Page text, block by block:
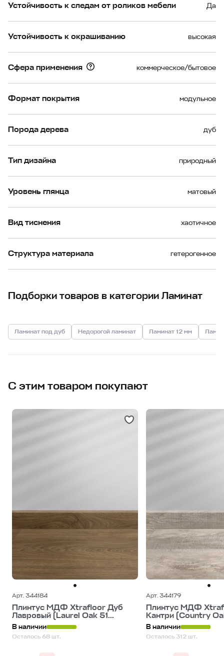
Устойчивость к следам от роликов мебели Да
Устойчивость к окрашиванию высокая
Сфера применения коммерческое/бытовое
Формат покрытия модульное
Порода дерева дуб
Тип дизайна природный
Уровень глянца матовый
Вид тиснения хаотичное
Структура материала гетерогенное
Подборки товаров в категории Ламинат
Ламинат под дуб Недорогой ламинат Ламинат 12 мм
С этим товаром покупают
Арт. 344184
Плинтус МДФ Xtrafloor Дуб
Лавровый (Laurel Oak 51...
В наличии
Осталось 68 шт.
Арт. 344179
Плинтус МДФ
Кантри (Country
В наличии
Осталось 312 шт.